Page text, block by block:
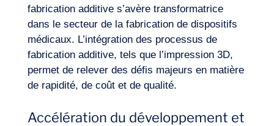
fabrication additive s’avère transformatrice
dans le secteur de la fabrication de dispositifs
médicaux. L’intégration des processus de
fabrication additive, tels que l’impression 3D,
permet de relever des défis majeurs en matière
de rapidité, de coût et de qualité.
Accélération du développement et